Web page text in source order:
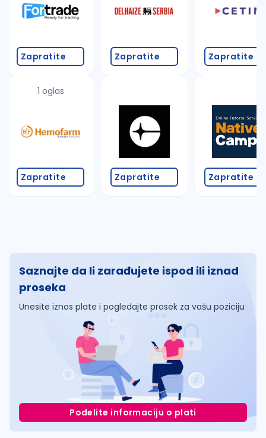
Zapratite
1 oglas
Zapratite
Zapratite
Zapratite
Zapratite
Zapratite
Saznajte da li zarađujete ispod ili iznad
proseka
Unesite iznos plate i pogledajte prosek za vašu poziciju
Podelite informaciju o plati